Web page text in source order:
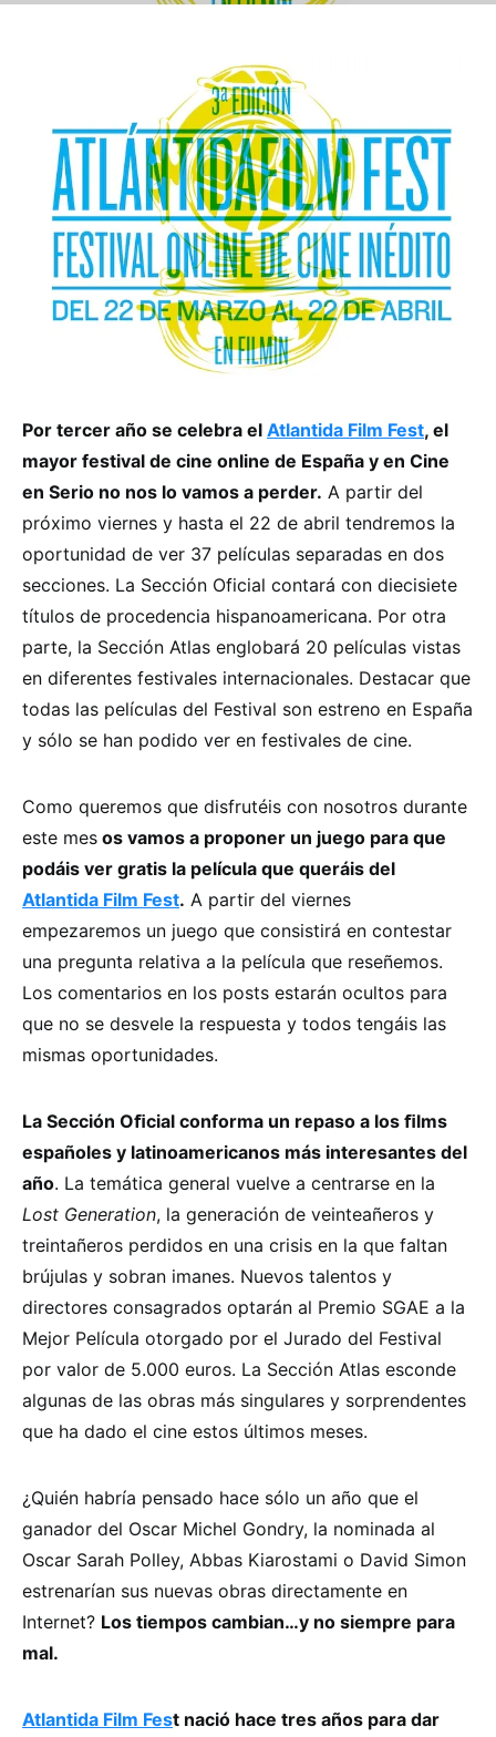
Por tercer año se celebra el Atlantida Film Fest, el
mayor festival de cine online de España y en Cine
en Serio no nos lo vamos a perder. A partir del
próximo viernes y hasta el 22 de abril tendremos la
oportunidad de ver 37 películas separadas en dos
secciones. La Sección Oficial contará con diecisiete
títulos de procedencia hispanoamericana. Por otra
parte, la Sección Atlas englobará 20 películas vistas
en diferentes festivales internacionales. Destacar que
todas las películas del Festival son estreno en España
y sólo se han podido ver en festivales de cine.
Como queremos que disfrutéis con nosotros durante
este mes os vamos a proponer un juego para que
podáis ver gratis la película que queráis del
Atlantida Film Fest. A partir del viernes
empezaremos un juego que consistirá en contestar
una pregunta relativa a la película que reseñemos.
Los comentarios en los posts estarán ocultos para
que no se desvele la respuesta y todos tengáis las
mismas oportunidades.
La Sección Oﬁcial conforma un repaso a los ﬁlms
españoles y latinoamericanos más interesantes del
año. La temática general vuelve a centrarse en la
Lost Generation, la generación de veinteañeros y
treintañeros perdidos en una crisis en la que faltan
brújulas y sobran imanes. Nuevos talentos y
directores consagrados optarán al Premio SGAE a la
Mejor Película otorgado por el Jurado del Festival
por valor de 5.000 euros. La Sección Atlas esconde
algunas de las obras más singulares y sorprendentes
que ha dado el cine estos últimos meses.
¿Quién habría pensado hace sólo un año que el
ganador del Oscar Michel Gondry, la nominada al
Oscar Sarah Polley, Abbas Kiarostami o David Simon
estrenarían sus nuevas obras directamente en
Internet? Los tiempos cambian…y no siempre para
mal.
Atlantida Film Fest nació hace tres años para dar